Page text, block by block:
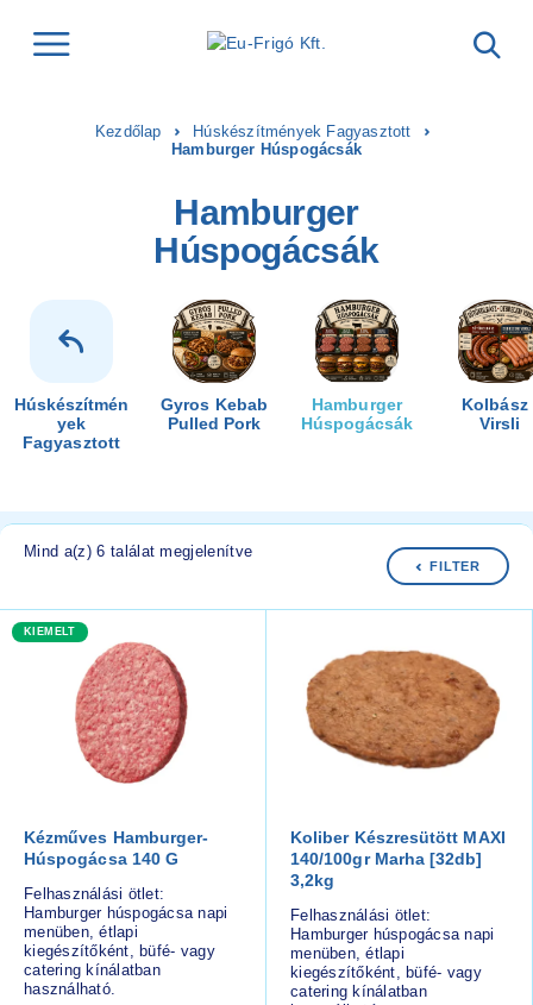
Kezdőlap
Húskészítmények Fagyasztott
Hamburger Húspogácsák
Hamburger
Húspogácsák
Húskészítmén
Yek
Fagyasztott
Gyros Kebab
Pulled Pork
Hamburger
Húspogácsák
Kolbász
Virsli
Mind a(z) 6 találat megjelenítve
FILTER
KIEMELT
Kézműves Hamburger-
Húspogácsa 140 G
Felhasználási ötlet:
Hamburger húspogácsa napi
menüben, étlapi
kiegészítőként, büfé- vagy
catering kínálatban
használható.
Koliber Készresütött MAXI
140/100gr Marha [32db]
3,2kg
Felhasználási ötlet:
Hamburger húspogácsa napi
menüben, étlapi
kiegészítőként, büfé- vagy
catering kínálatban